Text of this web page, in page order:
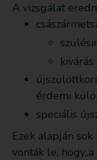
A vizsgálat
érdemi
speciális
Ezek alapján
vonták le,